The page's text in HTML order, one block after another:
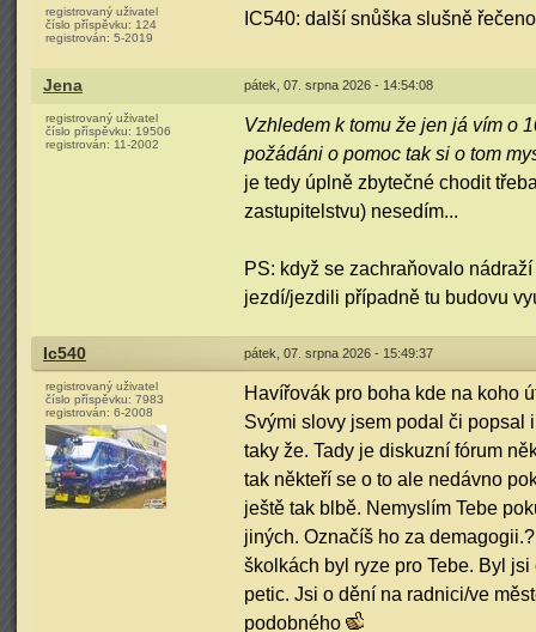
registrovaný uživatel
číslo příspěvku: 124
registrován: 5-2019
IC540: další snůška slušně
Jena pátek, 07. srpna 2026 - 14:54:08
registrovaný uživatel
číslo příspěvku: 19506
registrován: 11-2002
Vzhledem k tomu že jen já vím o
požádáni o pomoc tak si o tom
je tedy úplně zbytečné chodit
zastupitelstvu) nesedím...
PS: když se zachraňovalo
jezdí/jezdili případně tu budovu
Ic540 pátek, 07. srpna 2026 - 15:49:37
registrovaný uživatel
číslo příspěvku: 7983
registrován: 6-2008
Havířovák pro boha kde na koho
Svými slovy jsem podal či popsal
taky že. Tady je diskuzní fórum
tak někteří se o to ale nedávno
ještě tak blbě. Nemyslím Tebe
jiných. Označíš ho za
školkách byl ryze pro Tebe. Byl
petic. Jsi o dění na radnici/ve
podobného